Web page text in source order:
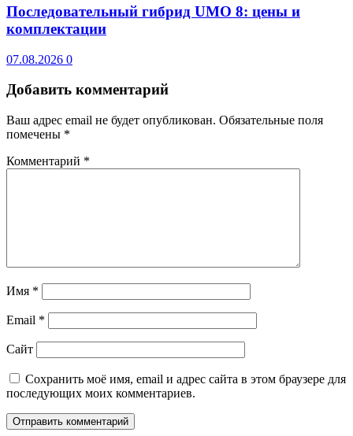
Последовательный гибрид UMO 8: цены и
комплектации
07.08.2026 0
Добавить комментарий
Ваш адрес email не будет опубликован. Обязательные поля
помечены *
Комментарий *
Имя *
Email *
Сайт
Сохранить моё имя, email и адрес сайта в этом браузере для
последующих моих комментариев.